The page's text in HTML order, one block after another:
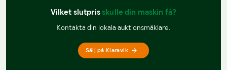
Vilket slutpris skulle din maskin få?
Kontakta din lokala auktionsmäklare.
Sälj på Klaravik